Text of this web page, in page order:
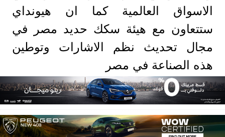
الاسواق العالمية كما ان هيونداي
ستتعاون مع هيئة سكك حديد مصر في
مجال تحديث نظم الاشارات وتوطين
هذه الصناعة في مصر